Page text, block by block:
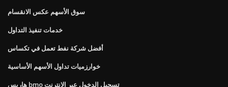
سوق الأسهم عكس الانقسام
خدمات تنفيذ التداول
أفضل شركة نفط تعمل في تكساس
خوارزميات تداول الأسهم الأساسية
هاريس bmo تسجيل الدخول عبر الإنترنت